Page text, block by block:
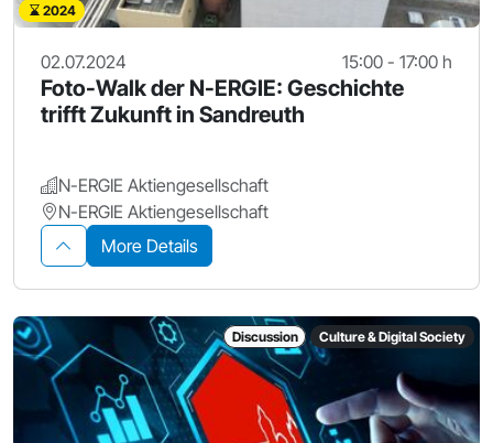
2024
02.07.2024 15:00 - 17:00 h
Foto-Walk der N-ERGIE: Geschichte
trifft Zukunft in Sandreuth
N-ERGIE Aktiengesellschaft
N-ERGIE Aktiengesellschaft
More Details
Discussion Culture & Digital Society